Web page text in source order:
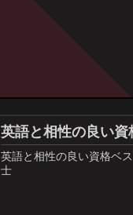
英語と相性の良い資
英語と相性の良い資格ベ
士